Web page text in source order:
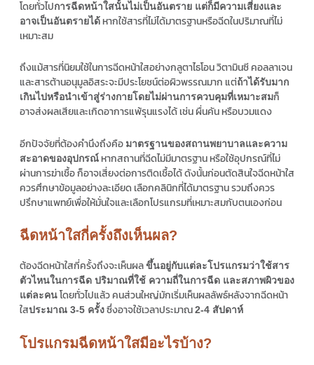
โดยทั่วไปการฉีดหน้าใสนั้นไม่เป็นอันตราย แต่ก็มีความเสี่ยงและ
อาจเป็นอันตรายได้ หากใช้สารที่ไม่ได้มาตรฐานหรือฉีดในปริมาณที่ไม่
เหมาะสม
ถึงแม้สารที่นิยมใช้ในการฉีดหน้าใสอย่างกลูตาไธโอน วิตามินซี คอลลาเจน
และสารต้านอนุมูลอิสระจะมีประโยชน์ต่อผิวพรรณมาก แต่ถ้าได้รับมาก
เกินไปหรือนำเข้าสู่ร่างกายโดยไม่ผ่านการควบคุมที่เหมาะสมก็
อาจส่งผลเสียและเกิดอาการแพ้รุนแรงได้ เช่น ผื่นคัน หรือบวมแดง
อีกปัจจัยที่ต้องคำนึงถึงคือ มาตรฐานของสถานพยาบาลและความ
สะอาดของอุปกรณ์ หากสถานที่ฉีดไม่มีมาตรฐาน หรือใช้อุปกรณ์ที่ไม่
ผ่านการฆ่าเชื้อ ก็อาจเสี่ยงต่อการติดเชื้อได้ ดังนั้นก่อนตัดสินใจฉีดหน้าใส
ควรศึกษาข้อมูลอย่างละเอียด เลือกคลินิกที่ได้มาตรฐาน รวมถึงควร
ปรึกษาแพทย์เพื่อให้มั่นใจและเลือกโปรแกรมที่เหมาะสมกับตนเองก่อน
ฉีดหน้าใสกี่ครั้งถึงเห็นผล?
ต้องฉีดหน้าใสกี่ครั้งถึงจะเห็นผลขึ้นอยู่กับแต่ละโปรแกรมว่าใช้สาร
ตัวไหนในการฉีด ปริมาณที่ใช้ ความถี่ในการฉีด และสภาพผิวของ
แต่ละคนโดยทั่วไปแล้ว คนส่วนใหญ่มักเริ่มเห็นผลลัพธ์หลังจากฉีดหน้า
ใสประมาณ 3-5 ครั้งซึ่งอาจใช้เวลาประมาณ2-4 สัปดาห์
โปรแกรมฉีดหน้าใสมีอะไรบ้าง?